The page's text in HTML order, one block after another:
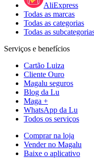
AliExpress
Todas as marcas
Todas as categorias
Todas as
Serviços e benefícios
Cartão Luiza
Cliente Ouro
Magalu seguros
Blog da Lu
Maga +
WhatsApp da Lu
Todos os serviços
Comprar na loja
Vender no Magalu
Baixe o aplicativo